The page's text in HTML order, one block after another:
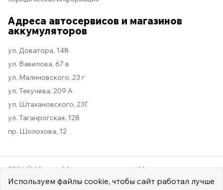
Адреса автосервисов и магазинов
аккумуляторов
ул. Доватора, 148
ул. Вавилова, 67 в
ул. Малиновского, 23 г
ул. Текучева, 209 А
ул. Штахановского, 23Г
ул. Таганрогская, 128
пр. Шолохова, 12
2026 © Мастер Машина Мы в социальных сетях
Используем файлы cookie, чтобы сайт работал лучше